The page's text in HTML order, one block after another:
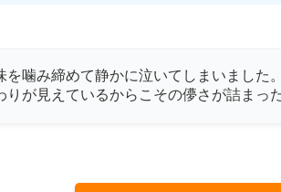
噛み締めて静かに泣いてしまいました
りが見えているからこその儚さが詰まっ